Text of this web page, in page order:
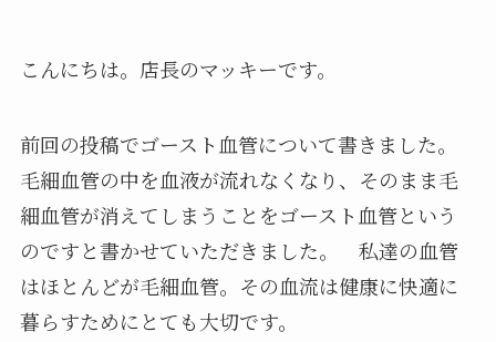
こんにちは。店長のマッキーです。
前回の投稿でゴースト血管について書きました。
毛細血管の中を血液が流れなくなり、そのまま毛
細血管が消えてしまうことをゴースト血管という
のですと書かせていただきました。 私達の血管
はほとんどが毛細血管。その血流は健康に快適に
暮らすためにとても大切です。